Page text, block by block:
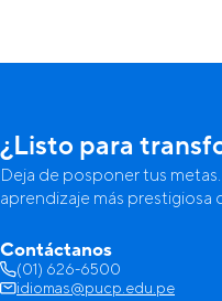
¿Listo para
Deja de posponer tus
aprendizaje más prestigiosa
Contáctanos
(01) 626-6500
idiomas@pucp.edu.pe